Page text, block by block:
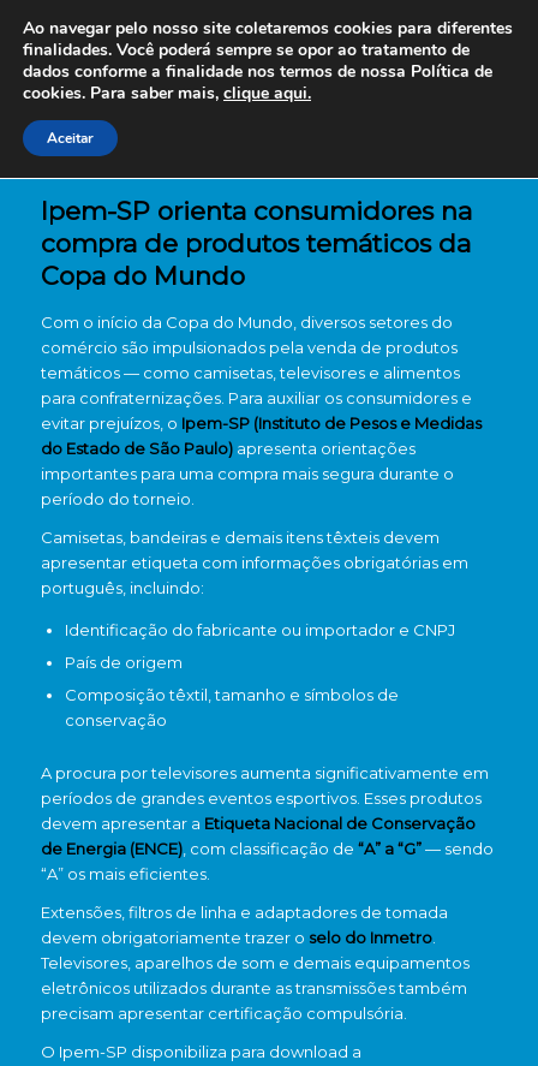
Ipem-SP orienta consumidores na
compra de produtos temáticos da
Copa do Mundo
Com o início da Copa do Mundo, diversos setores do
comércio são impulsionados pela venda de produtos
temáticos — como camisetas, televisores e alimentos
para confraternizações. Para auxiliar os consumidores e
evitar prejuízos, o Ipem-SP (Instituto de Pesos e Medidas
do Estado de São Paulo)apresenta orientações
importantes para uma compra mais segura durante o
período do torneio.
Camisetas, bandeiras e demais itens têxteis devem
apresentar etiqueta com informações obrigatórias em
português, incluindo:
Identificação do fabricante ou importador e CNPJ
País de origem
Composição têxtil, tamanho e símbolos de
conservação
A procura por televisores aumenta significativamente em
períodos de grandes eventos esportivos. Esses produtos
devem apresentar a Etiqueta Nacional de Conservação
de Energia (ENCE), com classificação de “A” a “G”— sendo
“A” os mais eficientes.
Extensões, filtros de linha e adaptadores de tomada
devem obrigatoriamente trazer o selo do Inmetro.
Televisores, aparelhos de som e demais equipamentos
eletrônicos utilizados durante as transmissões também
precisam apresentar certificação compulsória.
O Ipem-SP disponibiliza para download a
Ao navegar pelo nosso site coletaremos cookies para diferentes
finalidades. Você poderá sempre se opor ao tratamento de
dados conforme a finalidade nos termos de nossa Política de
cookies. Para saber mais, clique aqui.
Aceitar